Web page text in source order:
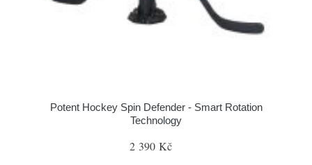
Potent Hockey Spin Defender - Smart Rotation
Technology
2 390 Kč